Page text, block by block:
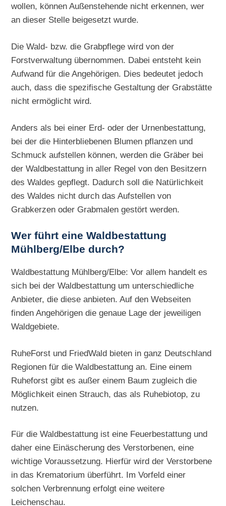
wollen, können Außenstehende nicht erkennen, wer
an dieser Stelle beigesetzt wurde.
Die Wald- bzw. die Grabpflege wird von der
Forstverwaltung übernommen. Dabei entsteht kein
Aufwand für die Angehörigen. Dies bedeutet jedoch
auch, dass die spezifische Gestaltung der Grabstätte
nicht ermöglicht wird.
Anders als bei einer Erd- oder der Urnenbestattung,
bei der die Hinterbliebenen Blumen pflanzen und
Schmuck aufstellen können, werden die Gräber bei
der Waldbestattung in aller Regel von den Besitzern
des Waldes gepflegt. Dadurch soll die Natürlichkeit
des Waldes nicht durch das Aufstellen von
Grabkerzen oder Grabmalen gestört werden.
Wer führt eine Waldbestattung
Mühlberg/Elbe durch?
Waldbestattung Mühlberg/Elbe: Vor allem handelt es
sich bei der Waldbestattung um unterschiedliche
Anbieter, die diese anbieten. Auf den Webseiten
finden Angehörigen die genaue Lage der jeweiligen
Waldgebiete.
RuheForst und FriedWald bieten in ganz Deutschland
Regionen für die Waldbestattung an. Eine einem
Ruheforst gibt es außer einem Baum zugleich die
Möglichkeit einen Strauch, das als Ruhebiotop, zu
nutzen.
Für die Waldbestattung ist eine Feuerbestattung und
daher eine Einäscherung des Verstorbenen, eine
wichtige Voraussetzung. Hierfür wird der Verstorbene
in das Krematorium überführt. Im Vorfeld einer
solchen Verbrennung erfolgt eine weitere
Leichenschau.